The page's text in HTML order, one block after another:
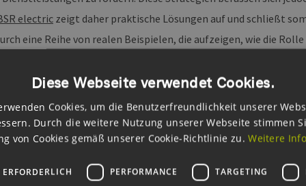
electriczeigt daher praktische Lösungen auf und schließt
eine Reihe von realen Beispielen, die aufzeigen, wie die
gestärkt werden kann. Konkrete Ergebnisse und
helfen, die ehrgeizigen CO2-Emissionsziele in der Ostseeregion
verbessern.
zur Verringerung verkehrsbezogener Emissionen und das
bis 2050 schrittweise abzuschaffen, stellen eine gemeinsame
dar. Da E-Fahrzeuge deutlich weniger Emissionen
Diese Webseite verwendet Cookies.
Cookies, um die Benutzerfreundlichkeit unserer
Durch die weitere Nutzung unserer Webseite stimmen
von Cookies gemäß unserer Cookie-Richtlinie zu. Weitere
PERFORMANCE TARGETING